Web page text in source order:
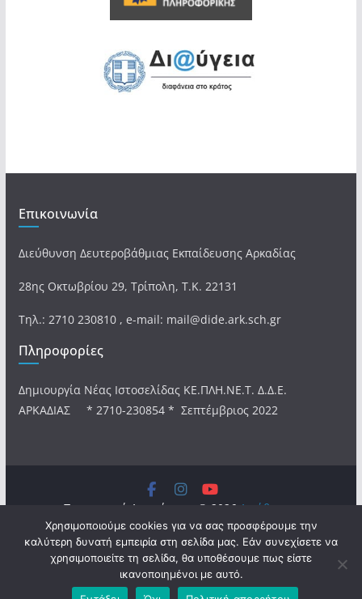
Επικοινωνία
Διεύθυνση Δευτεροβάθμιας Εκπαίδευσης Αρκαδίας
28ης Οκτωβρίου 29, Τρίπολη, Τ.Κ. 22131
Τηλ.: 2710 230810 , e-mail: mail@dide.ark.sch.gr
Πληροφορίες
Δημιουργία Νέας Ιστοσελίδας ΚΕ.ΠΛΗ.ΝΕ.Τ. Δ.Δ.Ε.
ΑΡΚΑΔΙΑΣ * 2710-230854 * Σεπτέμβριος 2022
Πνευματικά Δικαιώματα © 2026 Διεύθυνση
Δευτεροβάθμιας Εκπαίδευσης Αρκαδίας. Τα πνευματικά
δικαιώματα προστατεύονται.
Θέμα:
ColorMag
από ThemeGrill. Κατασκευασμένο με
WordPress.
Χρησιμοποιούμε cookies για να σας προσφέρουμε την
καλύτερη δυνατή εμπειρία στη σελίδα μας. Εάν συνεχίσετε να
χρησιμοποιείτε τη σελίδα, θα υποθέσουμε πως είστε
ικανοποιημένοι με αυτό.